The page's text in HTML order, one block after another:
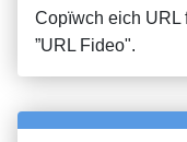
Copïwch eich URL
”URL Fideo".